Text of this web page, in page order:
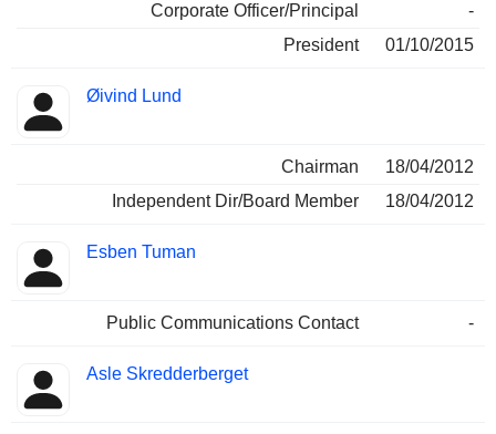
Corporate Officer/Principal
-
President
01/10/2015
Øivind Lund
Chairman
18/04/2012
Independent Dir/Board Member
18/04/2012
Esben Tuman
Public Communications Contact -
Asle Skredderberget